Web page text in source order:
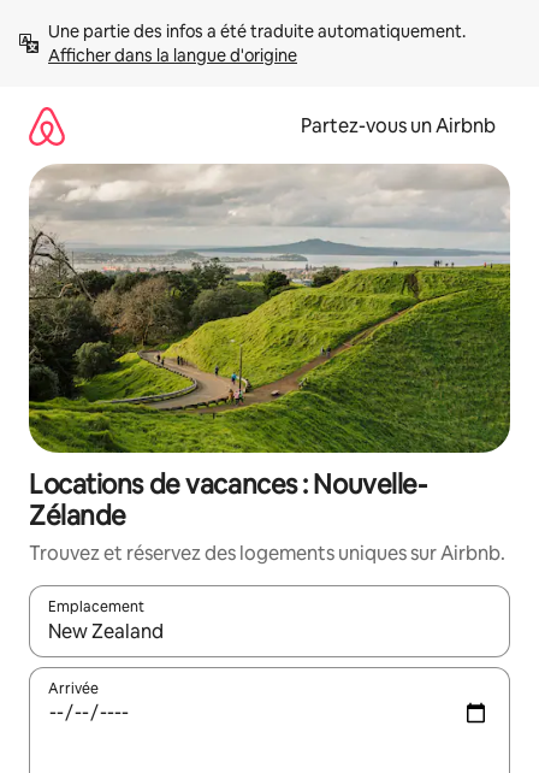
directement
Afficher dans la langue d'origine
Partez-vous un Airbnb
Locations de vacances : Nouvelle-
Zélande
Trouvez et réservez des logements uniques sur Airbnb.
Emplacement
Quand les résultats sont affichés, parcourez-les en utilisant
Arrivée